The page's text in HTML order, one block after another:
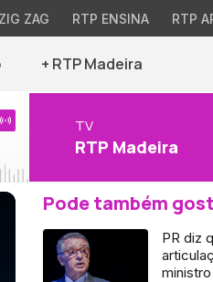
ZAG RTP ENSINA RTP
+ RTP Madeira
TV
RTP Madeira
Pode também
PR diz
ministro